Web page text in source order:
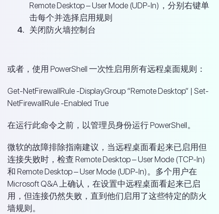
Remote Desktop – User Mode (UDP-In)，分别右键单
击每个并选择启用规则
关闭防火墙控制台
或者，使用 PowerShell 一次性启用所有远程桌面规则：
Get-NetFirewallRule -DisplayGroup “Remote Desktop” | Set-
NetFirewallRule -Enabled True
在运行此命令之前，以管理员身份运行 PowerShell。
微软的故障排除指南建议，当远程桌面看起来已启用但
连接失败时，检查 Remote Desktop – User Mode (TCP-In)
和 Remote Desktop – User Mode (UDP-In)。多个用户在
Microsoft Q&A 上确认，在设置中远程桌面看起来已启
用，但连接仍然失败，直到他们启用了这些特定的防火
墙规则。